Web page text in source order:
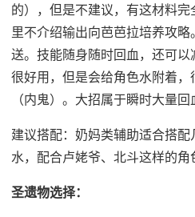
的），但是不建议，有这材料
里不介绍输出向芭芭拉培养攻
送。技能随身随时回血，还可
很好用，但是会给角色水附着
（内鬼）。大招属于瞬时大量
建议搭配：奶妈类辅助适合搭
水，配合卢姥爷、北斗这样的角
圣遗物选择：